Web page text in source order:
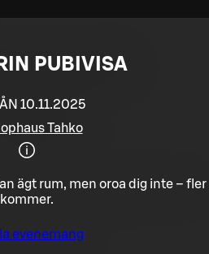
PUBIVISA
10.11.2025
Tahko
ägt rum, men oroa dig inte – fler
kommer.
evenemang